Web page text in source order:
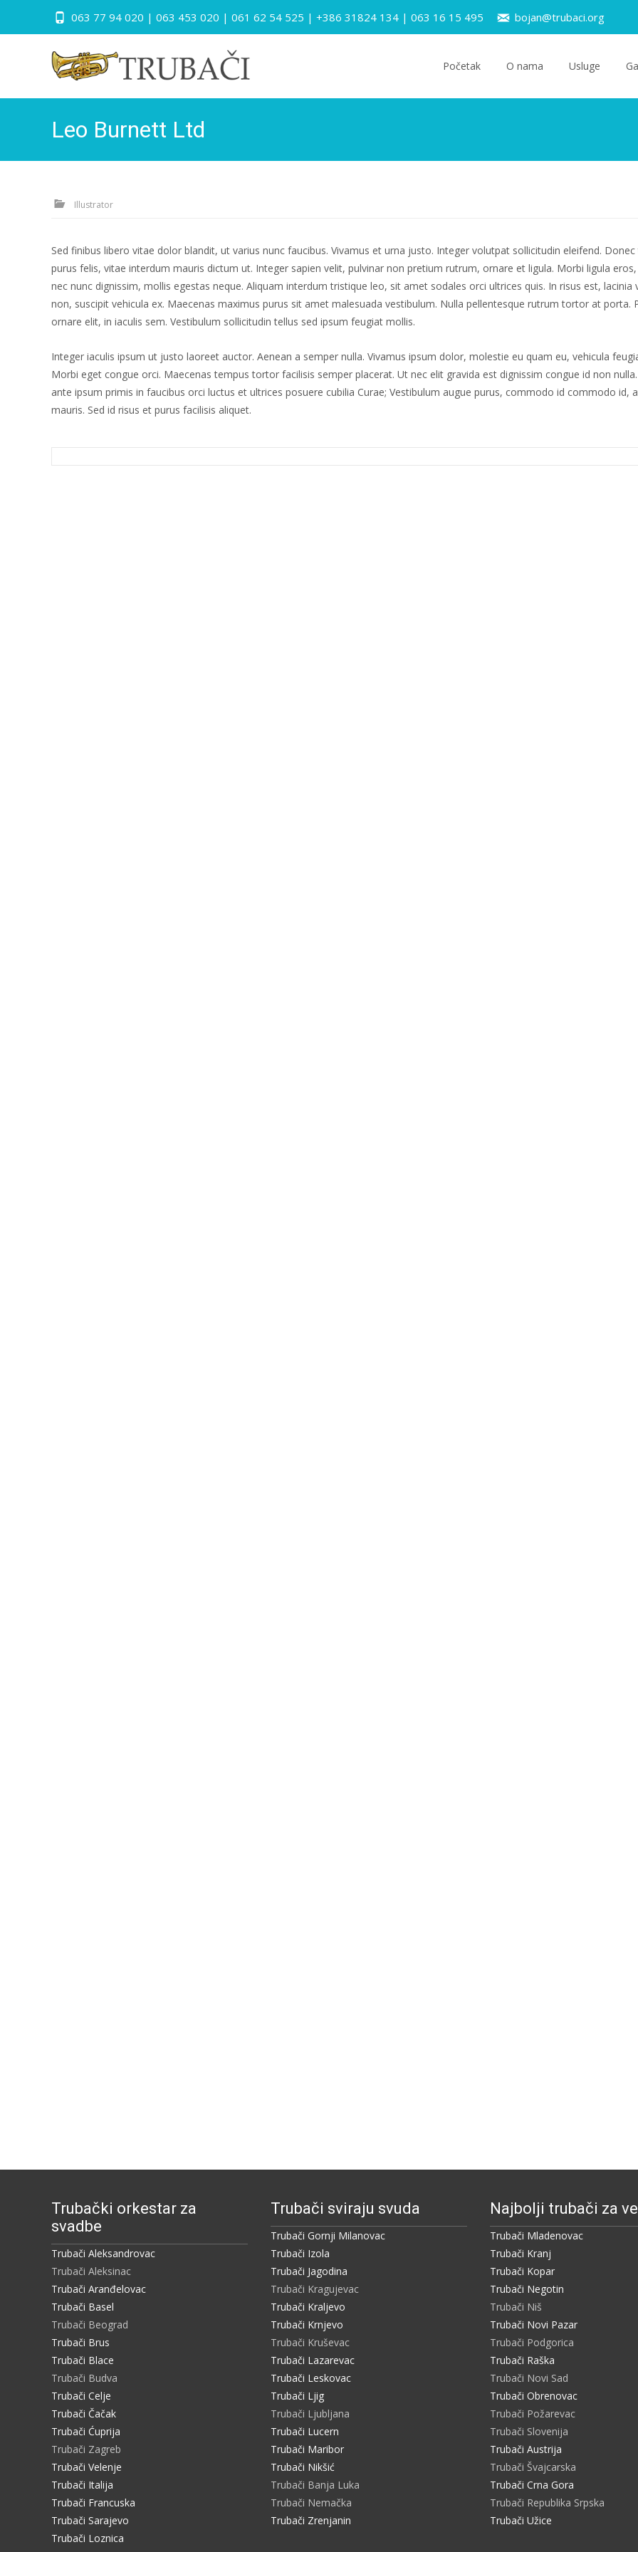
063 77 94 020 | 063 453 020 | 061 62 54 525 | +386 31824 134 | 063 16 15 495 bojan@trubaci.org
Početak O nama Usluge
Leo Burnett Ltd
Illustrator
Sed finibus libero vitae dolor blandit, ut varius nunc faucibus. Vivamus et urna justo. Integer volutpat sollicitudin eleifend.
purus felis, vitae interdum mauris dictum ut. Integer sapien velit, pulvinar non pretium rutrum, ornare et ligula. Morbi ligula
nec nunc dignissim, mollis egestas neque. Aliquam interdum tristique leo, sit amet sodales orci ultrices quis. In risus est, lacinia
non, suscipit vehicula ex. Maecenas maximus purus sit amet malesuada vestibulum. Nulla pellentesque rutrum tortor at porta.
ornare elit, in iaculis sem. Vestibulum sollicitudin tellus sed ipsum feugiat mollis.
Integer iaculis ipsum ut justo laoreet auctor. Aenean a semper nulla. Vivamus ipsum dolor, molestie eu quam eu, vehicula
Morbi eget congue orci. Maecenas tempus tortor facilisis semper placerat. Ut nec elit gravida est dignissim congue id non
ante ipsum primis in faucibus orci luctus et ultrices posuere cubilia Curae; Vestibulum augue purus, commodo id commodo id,
mauris. Sed id risus et purus facilisis aliquet.
Trubački orkestar za
svadbe
Trubači Aleksandrovac
Trubači Aleksinac
Trubači Aranđelovac
Trubači Basel
Trubači Beograd
Trubači Brus
Trubači Blace
Trubači Budva
Trubači Celje
Trubači Čačak
Trubači Ćuprija
Trubači Zagreb
Trubači Velenje
Trubači Italija
Trubači Francuska
Trubači Sarajevo
Trubači Loznica
Trubači sviraju svuda
Trubači Gornji Milanovac
Trubači Izola
Trubači Jagodina
Trubači Kragujevac
Trubači Kraljevo
Trubači Krnjevo
Trubači Kruševac
Trubači Lazarevac
Trubači Leskovac
Trubači Ljig
Trubači Ljubljana
Trubači Lucern
Trubači Maribor
Trubači Nikšić
Trubači Banja Luka
Trubači Nemačka
Trubači Zrenjanin
Najbolji trubači za
Trubači Mladenovac
Trubači Kranj
Trubači Kopar
Trubači Negotin
Trubači Niš
Trubači Novi Pazar
Trubači Podgorica
Trubači Raška
Trubači Novi Sad
Trubači Obrenovac
Trubači Požarevac
Trubači Slovenija
Trubači Austrija
Trubači Švajcarska
Trubači Crna Gora
Trubači Republika Srpska
Trubači Užice